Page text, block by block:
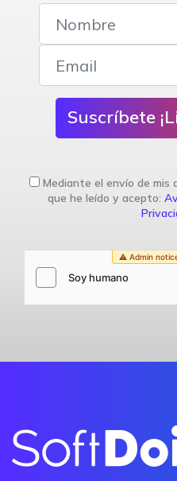
Suscríbete
Mediante el envío de mis
que he leído y acepto: